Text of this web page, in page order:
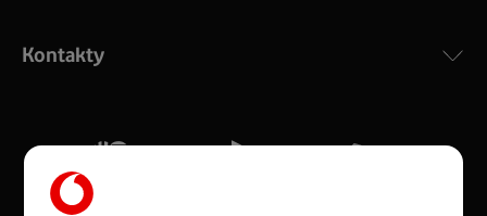
silný signál pro celou domácnost. Kompaktní rozměry 21
Více o COMPAL CH7465VF
Kontakty